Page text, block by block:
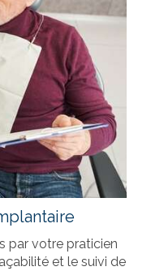
par votre praticien
et le suivi de